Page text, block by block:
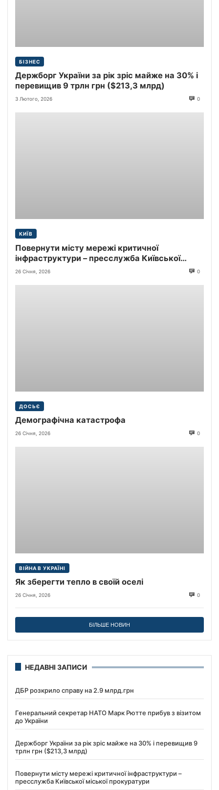
БІЗНЕС
Держборг України за рік зріс майже на 30% і
перевищив 9 трлн грн ($213,3 млрд)
3 Лютого, 2026 0
КИЇВ
Повернути місту мережі критичної
інфраструктури – пресслужба Київської
міської прокуратури
26 Січня, 2026 0
ДОСЬЄ
Демографічна катастрофа
26 Січня, 2026 0
ВІЙНА В УКРАЇНІ
Як зберегти тепло в своїй оселі
26 Січня, 2026 0
БІЛЬШЕ НОВИН
НЕДАВНІ ЗАПИСИ
ДБР розкрило справу на 2.9 млрд.грн
Генеральний секретар НАТО Марк Рютте прибув з візитом
до України
Держборг України за рік зріс майже на 30% і перевищив 9
трлн грн ($213,3 млрд)
Повернути місту мережі критичної інфраструктури –
пресслужба Київської міської прокуратури